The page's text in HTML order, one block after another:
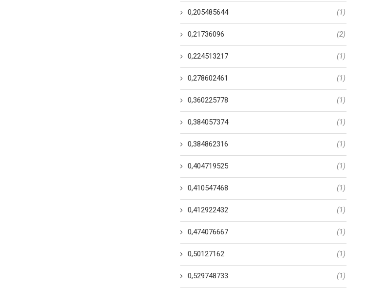
0,205485644 (1)
0,21736096 (2)
0,224513217 (1)
0,278602461 (1)
0,360225778 (1)
0,384057374 (1)
0,384862316 (1)
0,404719525 (1)
0,410547468 (1)
0,412922432 (1)
0,474076667 (1)
0,50127162 (1)
0,529748733 (1)